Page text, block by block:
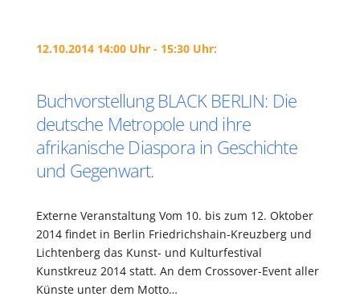
12.10.2014 14:00 Uhr - 15:30 Uhr:
Buchvorstellung BLACK BERLIN: Die
deutsche Metropole und ihre
afrikanische Diaspora in Geschichte
und Gegenwart.
Externe Veranstaltung Vom 10. bis zum 12. Oktober
2014 findet in Berlin Friedrichshain-Kreuzberg und
Lichtenberg das Kunst- und Kulturfestival
Kunstkreuz 2014 statt. An dem Crossover-Event aller
Künste unter dem Motto…